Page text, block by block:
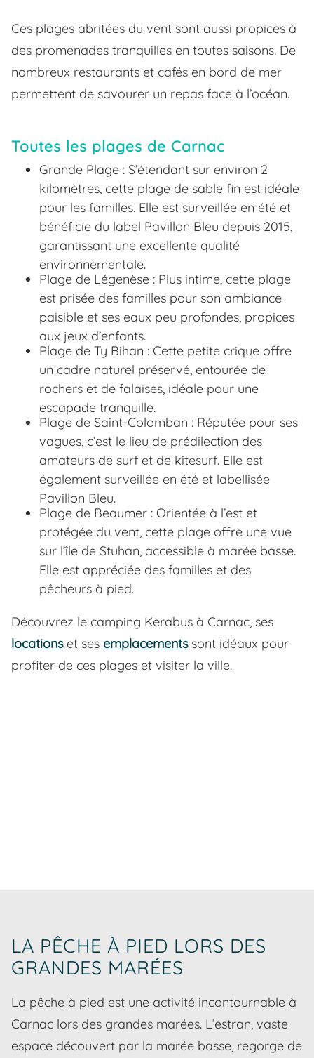
Ces plages abritées du vent sont aussi propices à
des promenades tranquilles en toutes saisons. De
nombreux restaurants et cafés en bord de mer
permettent de savourer un repas face à l’océan.
Toutes les plages de Carnac
Grande Plage : S’étendant sur environ 2
kilomètres, cette plage de sable fin est idéale
pour les familles. Elle est surveillée en été et
bénéficie du label Pavillon Bleu depuis 2015,
garantissant une excellente qualité
environnementale.
Plage de Légenèse : Plus intime, cette plage
est prisée des familles pour son ambiance
paisible et ses eaux peu profondes, propices
aux jeux d’enfants.
Plage de Ty Bihan : Cette petite crique offre
un cadre naturel préservé, entourée de
rochers et de falaises, idéale pour une
escapade tranquille.
Plage de Saint-Colomban : Réputée pour ses
vagues, c’est le lieu de prédilection des
amateurs de surf et de kitesurf. Elle est
également surveillée en été et labellisée
Pavillon Bleu.
Plage de Beaumer : Orientée à l’est et
protégée du vent, cette plage offre une vue
sur l’île de Stuhan, accessible à marée basse.
Elle est appréciée des familles et des
pêcheurs à pied.
Découvrez le camping Kerabus à Carnac, ses
locationset ses emplacementssont idéaux pour
profiter de ces plages et visiter la ville.
LA PÊCHE À PIED LORS DES
GRANDES MARÉES
La pêche à pied est une activité incontournable à
Carnac lors des grandes marées. L’estran, vaste
espace découvert par la marée basse, regorge de